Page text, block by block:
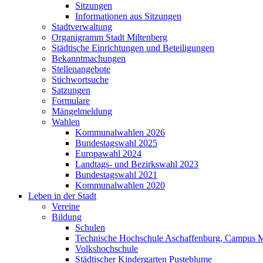
Sitzungen
Informationen aus Sitzungen
Stadtverwaltung
Organigramm Stadt Miltenberg
Städtische Einrichtungen und Beteiligungen
Bekanntmachungen
Stellenangebote
Stichwortsuche
Satzungen
Formulare
Mängelmeldung
Wahlen
Kommunalwahlen 2026
Bundestagswahl 2025
Europawahl 2024
Landtags- und Bezirkswahl 2023
Bundestagswahl 2021
Kommunalwahlen 2020
Leben in der Stadt
Vereine
Bildung
Schulen
Technische Hochschule Aschaffenburg, Campus
Volkshochschule
Städtischer Kindergarten Pusteblume